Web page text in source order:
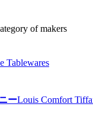
of makers
Tablewares
ーLouis Comfort